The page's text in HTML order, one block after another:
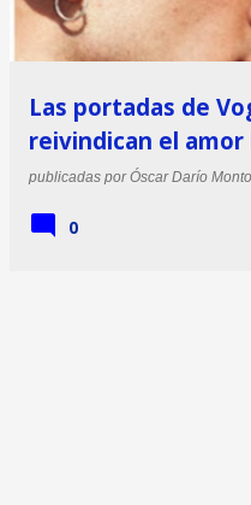
Las portadas de
reivindican el amor
publicadas porÓscar Darío
0